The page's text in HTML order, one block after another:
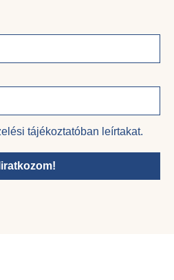
tájékoztatóban leírtakat.